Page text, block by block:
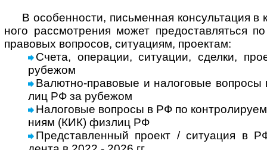
В особенности, письменная консультация в
ного рас­смот­ре­ния может пре­до­став­ля­ться
пра­во­вых воп­ро­сов, ситу­а­циям, про­ектам:
Счета, операции, ситуации, сделки,
рубе­жом
Валютно-правовые и налоговые
лиц РФ за рубежом
Налоговые воп­росы в РФ по
ниям (КИК) физ­лиц РФ
Представленный про­ект / ситу­а­ция в